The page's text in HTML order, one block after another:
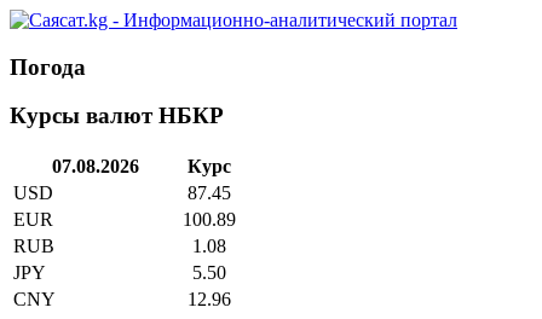
Погода
Курсы валют НБКР
07.08.2026
Курс
USD
87.45
EUR
100.89
RUB
1.08
JPY
5.50
CNY
12.96